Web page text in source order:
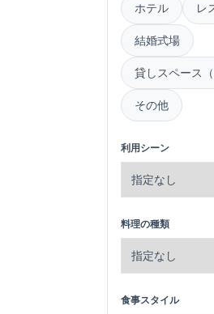
ホテル レ
結婚式場
貸しスペース（
その他
利用シーン
料理の種類
食事スタイル